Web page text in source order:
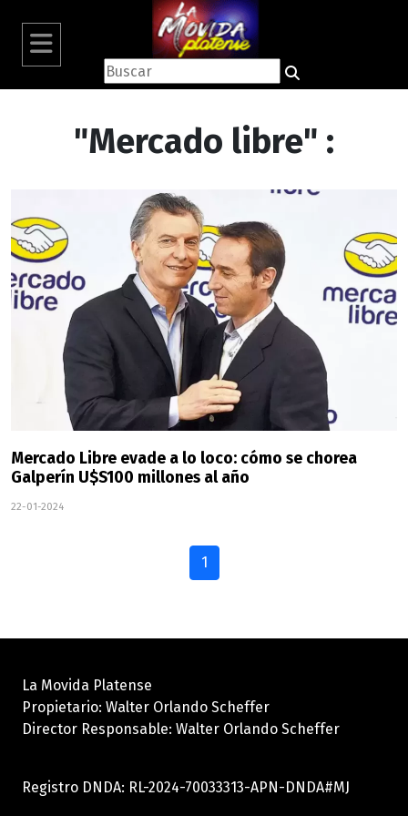
"Mercado libre" :
Mercado Libre evade a lo loco: cómo se chorea
Galperín U$S100 millones al año
22-01-2024
1
La Movida Platense
Propietario: Walter Orlando Scheffer
Director Responsable: Walter Orlando Scheffer
Registro DNDA: RL-2024-70033313-APN-DNDA#MJ